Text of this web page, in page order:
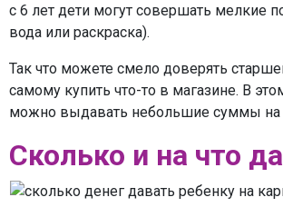
с 6 лет дети могут совершать мелкие
вода или раскраска).
Так что можете смело доверять
самому купить что-то в магазине. В
можно выдавать небольшие суммы на
Сколько и на что